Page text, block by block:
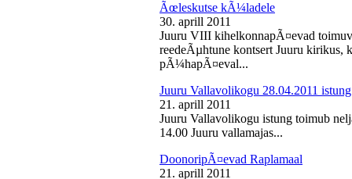
Ãœleskutse kÃ¼ladele
30. aprill 2011
Juuru VIII kihelkonnapÃ¤evad
reedeÃµhtune kontsert Juuru
pÃ¼hapÃ¤eval...
Juuru Vallavolikogu 28.04.2011 istung
21. aprill 2011
Juuru Vallavolikogu istung toimub
14.00 Juuru vallamajas...
DoonoripÃ¤evad Raplamaal
21. aprill 2011